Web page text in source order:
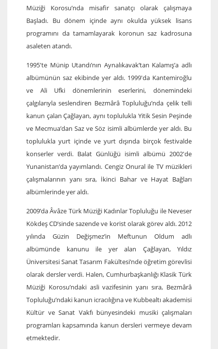
Müziği Korosu’nda misafir sanatçı olarak çalışmaya
Başladı. Bu dönem içinde aynı okulda yüksek lisans
programını da tamamlayarak koronun saz kadrosuna
asaleten atandı.
1995′te Münip Utandı’nın Aynalıkavak’tan Kalamış’a adlı
albümünün saz ekibinde yer aldı. 1999′da Kantemiroğlu
ve Ali Ufki dönemlerinin eserlerini, dönemindeki
çalgılarıyla seslendiren Bezmârâ Topluluğu’nda çelik telli
kanun çalan Çağlayan, aynı toplulukla Yitik Sesin Peşinde
ve Mecmua’dan Saz ve Söz isimli albümlerde yer aldı. Bu
toplulukla yurt içinde ve yurt dışında birçok festivalde
konserler verdi. Balat Günlüğü isimli albümü 2002′de
Yunanistan’da yayımlandı. Cengiz Onural ile TV müzikleri
çalışmalarının yanı sıra, İkinci Bahar ve Hayat Bağları
albümlerinde yer aldı.
2009’da Âvâze Türk Müziği Kadınlar Topluluğu ile Neveser
Kökdeş CD’sinde sazende ve korist olarak görev aldı. 2012
yılında Güzin Değişmez’in Meftunun Oldum adlı
albümünde kanunu ile yer alan Çağlayan, Yıldız
Üniversitesi Sanat Tasarım Fakültesi’nde öğretim görevlisi
olarak dersler verdi. Halen, Cumhurbaşkanlığı Klasik Türk
Müziği Korosu’ndaki asli vazifesinin yanı sıra, Bezmârâ
Topluluğu’ndaki kanun icracılığına ve Kubbealtı akademisi
Kültür ve Sanat Vakfı bünyesindeki musiki çalışmaları
programları kapsamında kanun dersleri vermeye devam
etmektedir.